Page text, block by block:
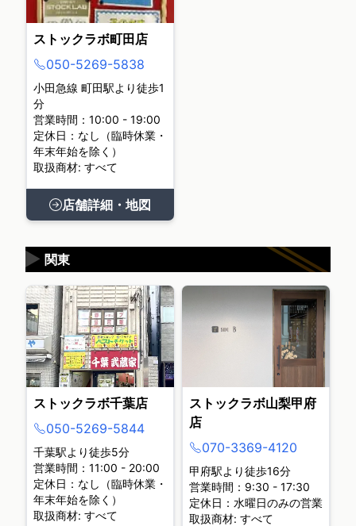
ストックラボ町田店
050-5269-5838
小田急線 町田駅より徒歩1
分
営業時間：10:00 - 19:00
定休日：なし（臨時休業・
年末年始を除く）
取扱商材: すべて
店舗詳細・地図
関東
▶
ストックラボ千葉店
050-5269-5844
千葉駅より徒歩5分
営業時間：11:00 - 20:00
定休日：なし（臨時休業・
年末年始を除く）
取扱商材: すべて
ストックラボ山梨甲府
店
070-3369-4120
甲府駅より徒歩16分
営業時間：9:30 - 17:30
定休日：水曜日のみの営業
取扱商材: すべて